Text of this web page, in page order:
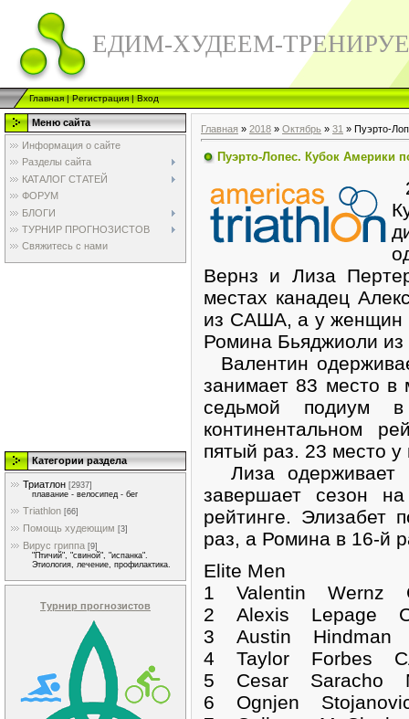
ЕДИМ-ХУДЕЕМ-
Главная|Регистрация|Вход
Меню сайта
Информация о сайте
Разделы сайта
КАТАЛОГ СТАТЕЙ
ФОРУМ
БЛОГИ
ТУРНИР ПРОГНОЗИСТОВ
Свяжитесь с нами
Категории раздела
Триатлон [2937]
плавание - велосипед - бег
Triathlon [66]
Помощь худеющим [3]
Вирус гриппа [9]
"Птичий", "свиной", "испанка".
Этиология, лечение, профилактика.
Турнир прогнозистов
Главная » 2018 » Октябрь » 31 » Пуэрто-
Пуэрто-Лопес. Кубок Америки
Вернз и Лиза
местах канадец
из САША, а у женщин
Ромина Бьяджиоли из
Валентин
занимает 83 место в
седьмой подиум
континентальном
пятый раз. 23 место
Лиза одерживает
завершает сезон
рейтинге. Элизабет
раз, а Ромина в 16-й
Elite Men
1 Valentin Wernz
2 Alexis Lepage
3 Austin Hindman
4 Taylor Forbes
5 Cesar Saracho
6 Ognjen